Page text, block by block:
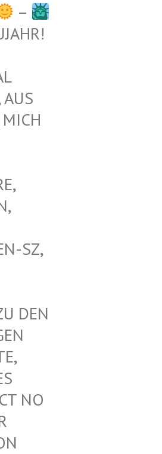
–
D
M
N
SZ, A
V
Z
N
NO M
U